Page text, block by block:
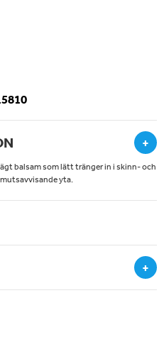
+
balsam som lätt tränger in i skinn- och
yta.
+